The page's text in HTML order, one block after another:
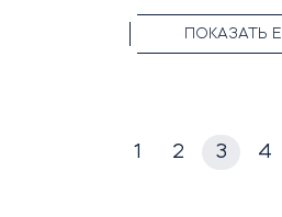
ПОКАЗАТЬ
1 2 3 4